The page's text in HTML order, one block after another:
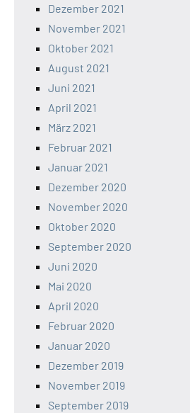
Dezember 2021
November 2021
Oktober 2021
August 2021
Juni 2021
April 2021
März 2021
Februar 2021
Januar 2021
Dezember 2020
November 2020
Oktober 2020
September 2020
Juni 2020
Mai 2020
April 2020
Februar 2020
Januar 2020
Dezember 2019
November 2019
September 2019